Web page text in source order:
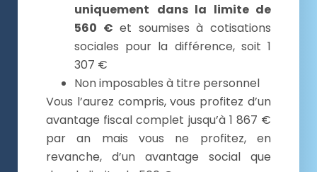
uniquement dans la limite de
560 € et soumises à cotisations
sociales pour la différence, soit 1
307 €
Non imposables à titre personnel
Vous l’aurez compris, vous profitez d’un
avantage fiscal complet jusqu’à 1 867 €
par an mais vous ne profitez, en
revanche, d’un avantage social que